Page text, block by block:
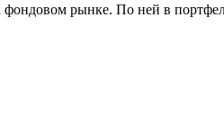
фондовом рынке. По ней в